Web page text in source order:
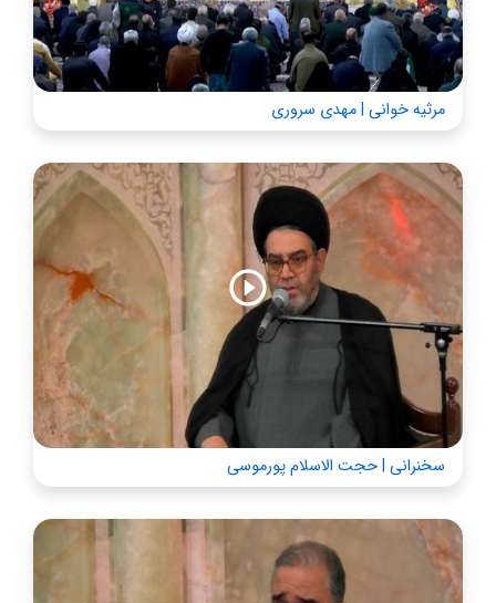
مرثیه خوانی | مهدی سروری
سخنرانی | حجت الاسلام پورموسی